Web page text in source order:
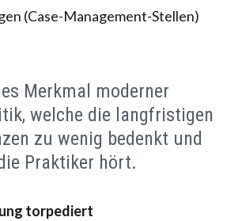
(Case-Management-Stellen)
Merkmal moderner
welche die langfristigen
zu wenig bedenkt und
Praktiker hört.
torpediert